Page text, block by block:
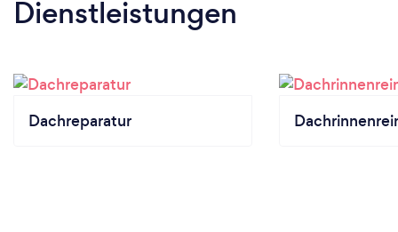
Dienstleistungen
Dachreparatur